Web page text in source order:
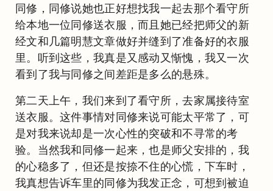
同修，同修说她也正好想找我一起去那个看守所
给本地一位同修送衣服，而且她已经把师父的新
经文和几篇明慧文章做好并缝到了准备好的衣服
里。听到这些，我真是又感动又惭愧，我又一次
看到了我与同修之间差距是多么的悬殊。
第二天上午，我们来到了看守所，去家属接待室
送衣服。这件事情对同修来说可能太平常了，可
是对我来说却是一次心性的突破和不寻常的考
验。当然我和同修一起来，也是师父安排的，我
的心稳多了，但还是按捺不住的心慌，下车时，
我真想告诉车里的同修为我发正念，可想到被迫